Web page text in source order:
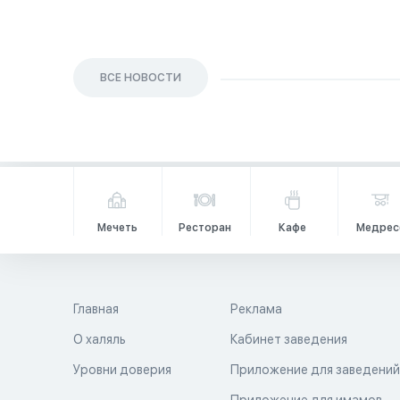
ВСЕ НОВОСТИ
Мечеть Ресторан Кафе
Главная
О халяль
Уровни доверия
Реклама
Кабинет заведения
Приложение для заведений